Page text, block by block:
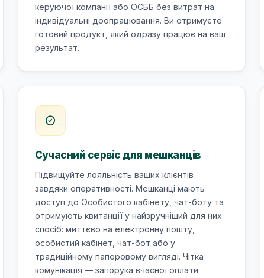
керуючої компанії або ОСББ без витрат на
індивідуальні доопрацювання. Ви отримуєте
готовий продукт, який одразу працює на ваш
результат.
check_circle
Сучасний сервіс для мешканців
Підвищуйте лояльність ваших клієнтів
завдяки оперативності. Мешканці мають
доступ до Особистого кабінету, чат-боту та
отримують квитанції у найзручніший для них
спосіб: миттєво на електронну пошту,
особистий кабінет, чат-бот або у
традиційному паперовому вигляді. Чітка
комунікація — запорука вчасної оплати